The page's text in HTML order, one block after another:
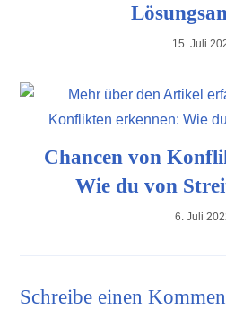
15. Juli
Chancen von
Wie du von
6. Juli
Schreibe einen